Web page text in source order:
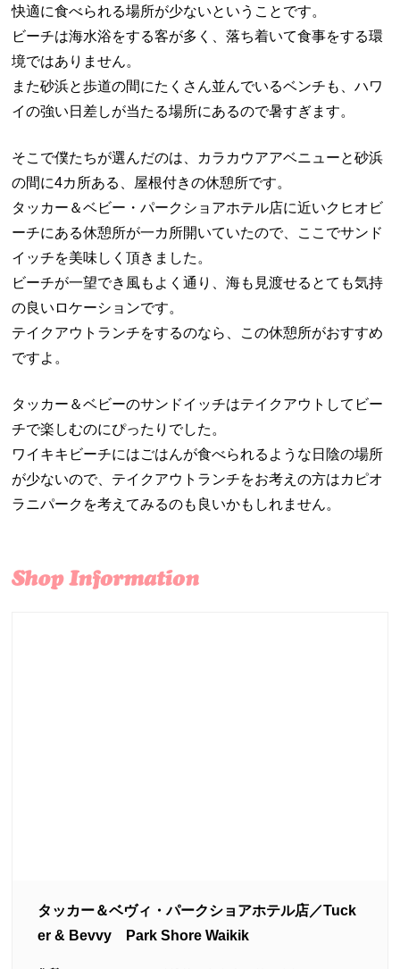
快適に食べられる場所が少ないということです。
ビーチは海水浴をする客が多く、落ち着いて食事をする環
境ではありません。
また砂浜と歩道の間にたくさん並んでいるベンチも、ハワ
イの強い日差しが当たる場所にあるので暑すぎます。
そこで僕たちが選んだのは、カラカウアアベニューと砂浜
の間に4カ所ある、屋根付きの休憩所です。
タッカー＆ベビー・パークショアホテル店に近いクヒオビ
ーチにある休憩所が一カ所開いていたので、ここでサンド
イッチを美味しく頂きました。
ビーチが一望でき風もよく通り、海も見渡せるとても気持
の良いロケーションです。
テイクアウトランチをするのなら、この休憩所がおすすめ
ですよ。
タッカー＆ベビーのサンドイッチはテイクアウトしてビー
チで楽しむのにぴったりでした。
ワイキキビーチにはごはんが食べられるような日陰の場所
が少ないので、テイクアウトランチをお考えの方はカピオ
ラニパークを考えてみるのも良いかもしれません。
タッカー＆ベヴィ・パークショアホテル店／Tuck
er & Bevvy Park Shore Waikik